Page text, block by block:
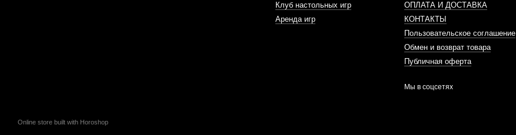
Online store built with Horoshop
Клуб настольных игр
Аренда игр
ОПЛАТА И ДОСТАВКА
КОНТАКТЫ
Пользовательское соглашение
Обмен и возврат товара
Публичная оферта
Мы в соцсетях